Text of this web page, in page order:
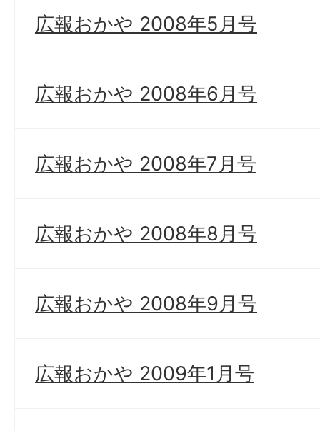
広報おかや 2008年5月号
広報おかや 2008年6月号
広報おかや 2008年7月号
広報おかや 2008年8月号
広報おかや 2008年9月号
広報おかや 2009年1月号